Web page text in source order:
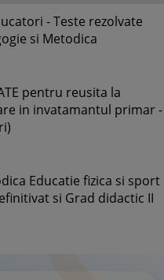
- Teste rezolvate
si Metodica
pentru reusita la
in invatamantul primar -
Educatie fizica si sport
si Grad didactic II